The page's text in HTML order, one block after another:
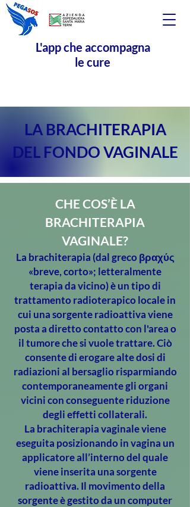
L'app che accompagna
le cure
LA BRACHITERAPIA
DEL FONDO VAGINALE
CHE COS’È LA
BRACHITERAPIA
VAGINALE?
La brachiterapia (dal greco βραχύς
«breve, corto»; letteralmente
terapia da vicino) è un tipo di
trattamento radioterapico locale in
cui una sorgente radioattiva viene
posta a diretto contatto con l'area o
il tumore che si vuole trattare. Ciò
consente di erogare alte dosi di
radiazioni al bersaglio risparmiando
contemporaneamente gli organi
vicini con conseguente riduzione
degli effetti collaterali.
La brachiterapia vaginale viene
eseguita posizionando in vagina un
applicatore all’interno del quale
viene inserita una sorgente
radioattiva. Il movimento della
sorgente è gestito da un computer